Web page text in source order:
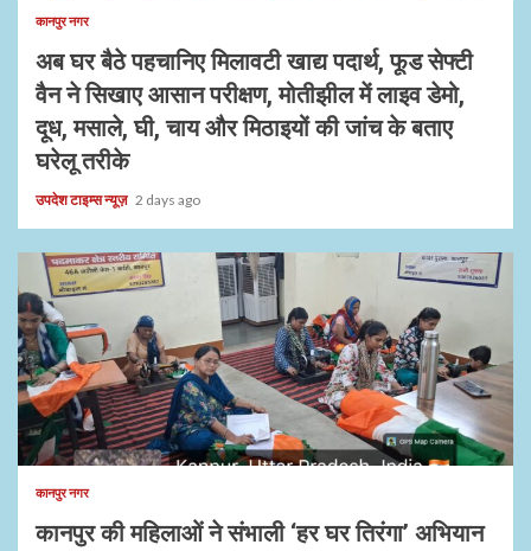
कानपुर नगर
अब घर बैठे पहचानिए मिलावटी खाद्य पदार्थ, फूड सेफ्टी
वैन ने सिखाए आसान परीक्षण, मोतीझील में लाइव डेमो,
दूध, मसाले, घी, चाय और मिठाइयों की जांच के बताए
घरेलू तरीके
उपदेश टाइम्स न्यूज़ 2 days ago
1 min read
कानपुर नगर
कानपुर की महिलाओं ने संभाली ‘हर घर तिरंगा’ अभियान